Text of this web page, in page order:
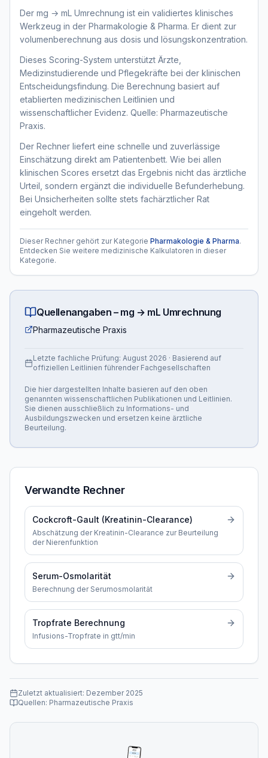
Der mg → mL Umrechnung ist ein validiertes klinisches
Werkzeug in der Pharmakologie & Pharma. Er dient zur
volumenberechnung aus dosis und lösungskonzentration.
Dieses Scoring-System unterstützt Ärzte,
Medizinstudierende und Pflegekräfte bei der klinischen
Entscheidungsfindung. Die Berechnung basiert auf
etablierten medizinischen Leitlinien und
wissenschaftlicher Evidenz. Quelle: Pharmazeutische
Praxis.
Der Rechner liefert eine schnelle und zuverlässige
Einschätzung direkt am Patientenbett. Wie bei allen
klinischen Scores ersetzt das Ergebnis nicht das ärztliche
Urteil, sondern ergänzt die individuelle Befunderhebung.
Bei Unsicherheiten sollte stets fachärztlicher Rat
eingeholt werden.
Dieser Rechner gehört zur Kategorie Pharmakologie & Pharma.
Entdecken Sie weitere medizinische Kalkulatoren in dieser
Kategorie.
Quellenangaben – mg → mL Umrechnung
Pharmazeutische Praxis
Letzte fachliche Prüfung: August 2026 · Basierend auf
offiziellen Leitlinien führender Fachgesellschaften
Die hier dargestellten Inhalte basieren auf den oben
genannten wissenschaftlichen Publikationen und Leitlinien.
Sie dienen ausschließlich zu Informations- und
Ausbildungszwecken und ersetzen keine ärztliche
Beurteilung.
Verwandte Rechner
Cockcroft-Gault (Kreatinin-Clearance)
Abschätzung der Kreatinin-Clearance zur Beurteilung
der Nierenfunktion
Serum-Osmolarität
Berechnung der Serumosmolarität
Tropfrate Berechnung
Infusions-Tropfrate in gtt/min
Zuletzt aktualisiert: Dezember 2025
Quellen: Pharmazeutische Praxis